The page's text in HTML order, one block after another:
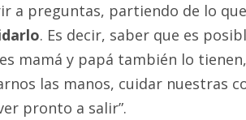
a preguntas, partiendo de lo
. Es decir, saber que es
mamá y papá también lo
las manos, cuidar nuestras
pronto a salir”.